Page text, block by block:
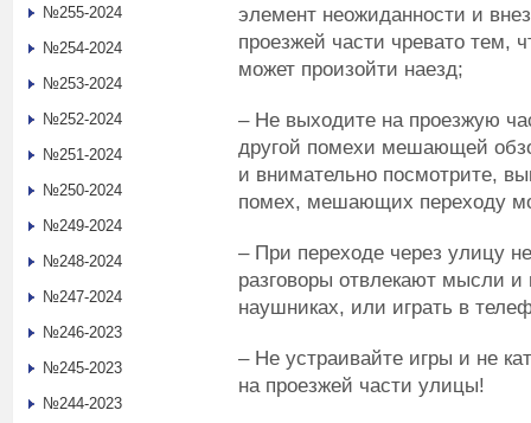
элемент неожиданности и
проезжей части чревато тем,
может произойти наезд;
– Не выходите на проезжую
другой помехи мешающей
и внимательно посмотрите,
помех, мешающих переходу
– При переходе через улицу
разговоры отвлекают мысли
наушниках, или играть в
– Не устраивайте игры и не
на проезжей части улицы!
№255-2024
№254-2024
№253-2024
№252-2024
№251-2024
№250-2024
№249-2024
№248-2024
№247-2024
№246-2023
№245-2023
№244-2023